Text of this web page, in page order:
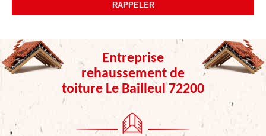
Entreprise
rehaussement de
toiture Le Bailleul 72200